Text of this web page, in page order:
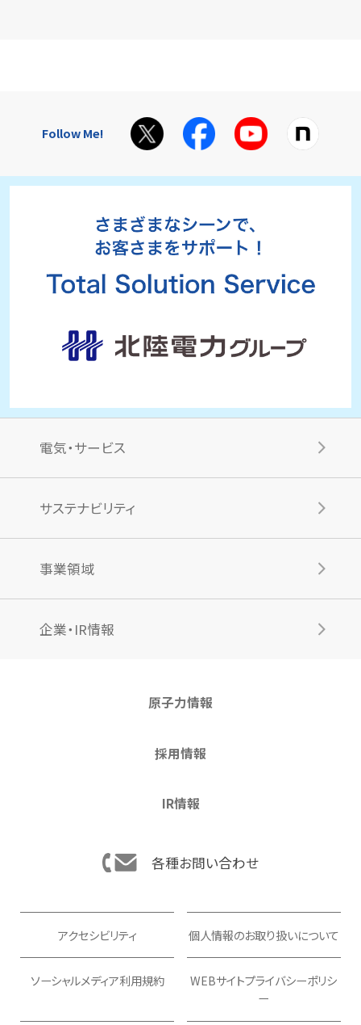
Follow Me!
電気・サービス
サステナビリティ
事業領域
企業・IR情報
原子力情報
採用情報
IR情報
各種お問い合わせ
アクセシビリティ 個人情報のお取り扱いについて
ソーシャルメディア利用規約
WEBサイトプライバシーポリシ
ー